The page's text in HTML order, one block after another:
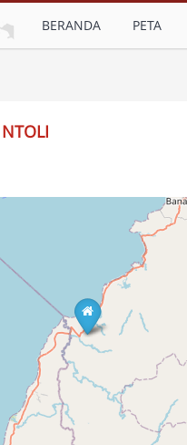
BERANDA PETA